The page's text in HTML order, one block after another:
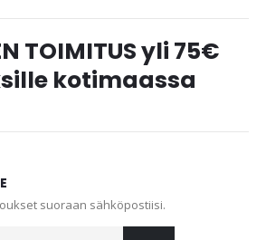
TOIMITUS yli 75€
kotimaassa
suoraan sähköpostiisi.